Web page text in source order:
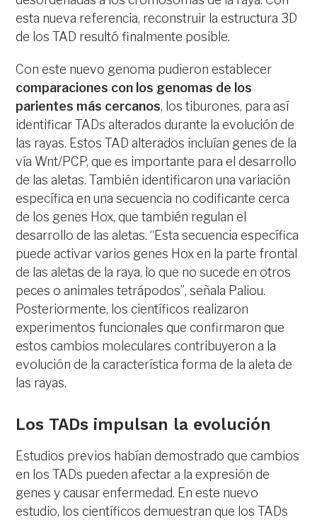
esta nueva referencia, reconstruir la estructura 3D
de los TAD resultó finalmente posible.
Con este nuevo genoma pudieron establecer
comparaciones con los genomas de los
parientes más cercanos, los tiburones, para así
identificar TADs alterados durante la evolución de
las rayas. Estos TAD alterados incluían genes de la
vía Wnt/PCP, que es importante para el desarrollo
de las aletas. También identificaron una variación
específica en una secuencia no codificante cerca
de los genes Hox, que también regulan el
desarrollo de las aletas. “Esta secuencia específica
puede activar varios genes Hox en la parte frontal
de las aletas de la raya, lo que no sucede en otros
peces o animales tetrápodos”, señala Paliou.
Posteriormente, los científicos realizaron
experimentos funcionales que confirmaron que
estos cambios moleculares contribuyeron a la
evolución de la característica forma de la aleta de
las rayas.
Los TADs impulsan la evolución
Estudios previos habían demostrado que cambios
en los TADs pueden afectar a la expresión de
genes y causar enfermedad. En este nuevo
estudio, los científicos demuestran que los TADs